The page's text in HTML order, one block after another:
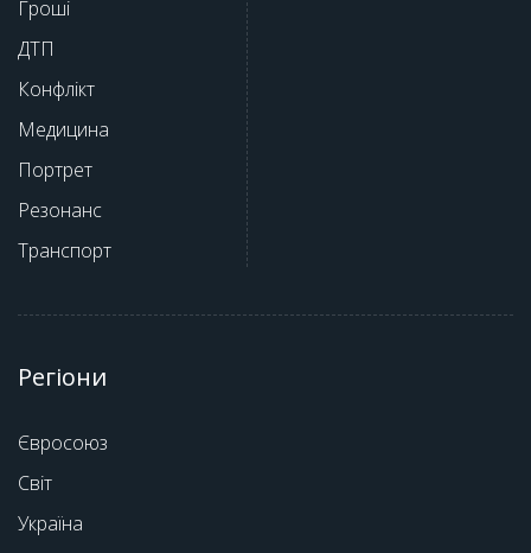
Гроші
ДТП
Конфлікт
Медицина
Портрет
Резонанс
Транспорт
Регіони
Євросоюз
Світ
Україна